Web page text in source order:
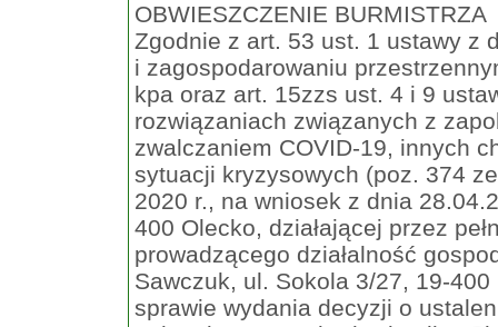
OBWIESZCZENIE BURMISTRZA
Zgodnie z art. 53 ust. 1 ustawy z
i zagospodarowaniu
kpa oraz art. 15zzs ust. 4 i 9
rozwiązaniach związanych z
zwalczaniem COVID-19, innych
sytuacji kryzysowych (poz. 374
2020 r., na wniosek z dnia
400 Olecko, działającej przez
prowadzącego działalność
Sawczuk, ul. Sokola 3/27, 19-
sprawie wydania decyzji o